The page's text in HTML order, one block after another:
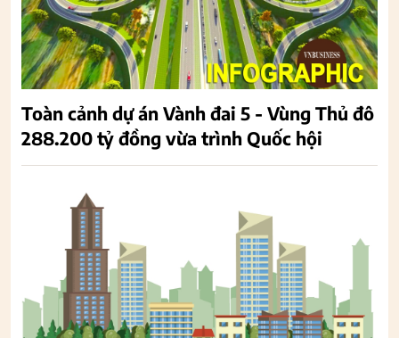
Toàn cảnh dự án Vành đai 5 - Vùng Thủ đô
288.200 tỷ đồng vừa trình Quốc hội